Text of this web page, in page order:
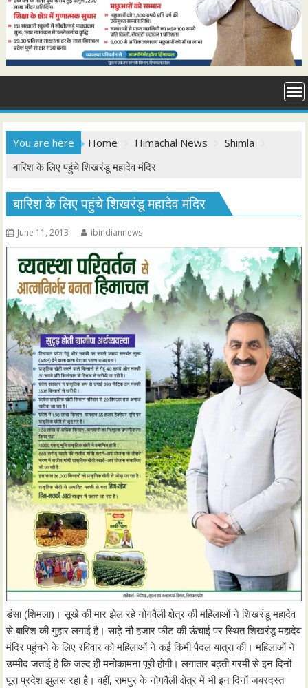
You are here Home Himachal News
Shimla
बारिश के लिए पहुंचे शिखरंडू महादेव मंदिर
बारिश के लिए पहुंचे शिखरंडू महादेव मंदिर
June 11, 2013 ibindiannews
डंसा (शिमला)। सूखे की मार झेल रहे नोगवैली क्षेत्र की महिलाओं ने शिखरंडू महादेव
से बारिश की गुहार लगाई है। साढ़े नौ हजार फीट की ऊंचाई पर स्थित शिखरंडू महादेव
मंदिर पहुंचने के लिए रविवार को महिलाओं ने कई किमी पैदल यात्रा की। महिलाओं ने
उम्मीद जताई है कि जल्द ही मनोकामना पूरी होगी। लगातार बढ़ती गरमी से इन दिनों
पूरा प्रदेश झुलस रहा है। वहीं, रामपुर के नोगवैली क्षेत्र में भी इन दिनों जबरदस्त